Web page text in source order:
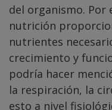
del organismo. Por
nutrición
nutrientes
crecimiento y
podría hacer
la respiración, la
esto a nivel